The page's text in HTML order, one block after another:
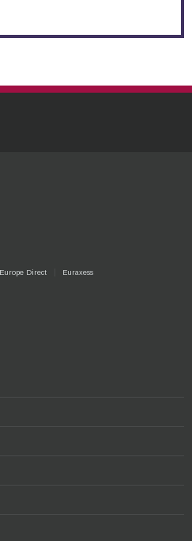
Europe Direct Euraxess